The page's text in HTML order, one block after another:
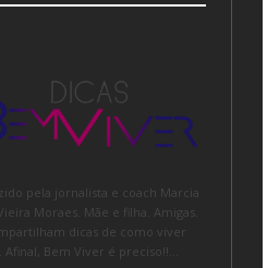
pela jornalista e coach Marcia
Moraes. Mãe e filha. Amigas.
dicas de como viver
Bem Viver é preciso!!...